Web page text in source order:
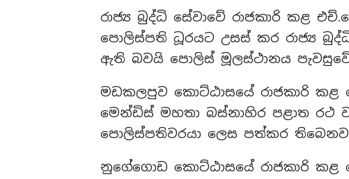
රාජ්‍ය බුද්ධි සේවාවේ රාජකාරි කළ
පොලිස්පති ධූරයට උසස් කර රාජ්‍ය
ඇති බවයි පොලිස් මූලස්ථානය
මඩකලපුව කොට්ඨාසයේ රාජකාරි කළ
මෙන්ඩිස් මහතා බස්නාහිර පළාත රථ
පොලිස්පතිවරයා ලෙස පත්කර
නුගේගොඩ කොට්ඨාසයේ රාජකාරි කළ